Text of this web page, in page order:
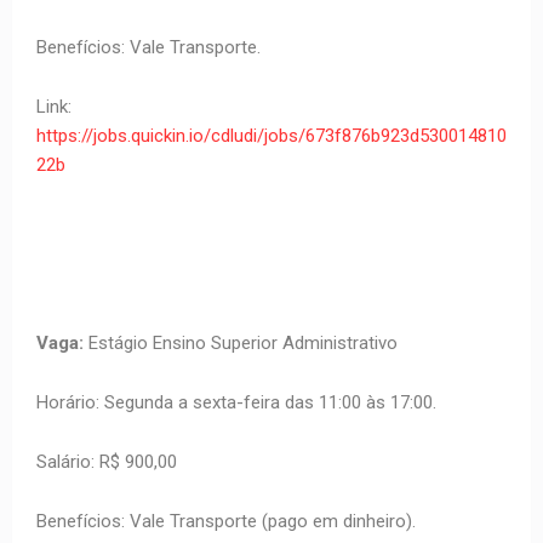
Benefícios: Vale Transporte.
Link:
https://jobs.quickin.io/cdludi/jobs/673f876b923d530014810
22b
Vaga: Estágio Ensino Superior Administrativo
Horário: Segunda a sexta-feira das 11:00 às 17:00.
Salário: R$ 900,00
Benefícios: Vale Transporte (pago em dinheiro).